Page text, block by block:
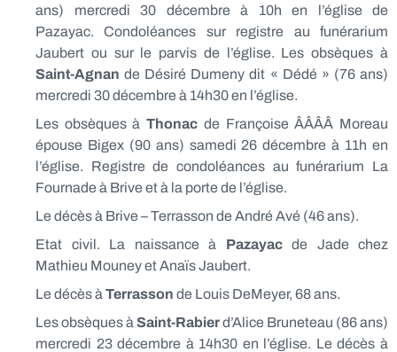
ans) mercredi 30 décembre à 10h en l’église de
Pazayac. Condoléances sur registre au funérarium
Jaubert ou sur le parvis de l’église. Les obsèques à
Saint-Agnan de Désiré Dumeny dit « Dédé » (76 ans)
mercredi 30 décembre à 14h30 en l’église.
Les obsèques àThonac de Françoise ÂÂÂÂ Moreau
épouse Bigex (90 ans) samedi 26 décembre à 11h en
l’église. Registre de condoléances au funérarium La
Fournade à Brive et à la porte de l’église.
Le décès à Brive – Terrasson de André Avé (46 ans).
Etat civil. La naissance à Pazayac de Jade chez
Mathieu Mouney et Anaïs Jaubert.
Le décès à Terrasson de Louis DeMeyer, 68 ans.
Les obsèques à Saint-Rabierd’Alice Bruneteau (86 ans)
mercredi 23 décembre à 14h30 en l’église. Le décès à